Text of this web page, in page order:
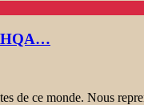
de ce monde. Nous